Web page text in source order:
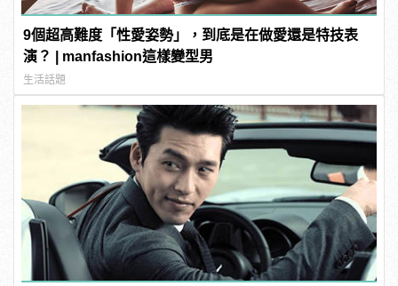
9個超高難度「性愛姿勢」，到底是在做愛還是特技表
演？ | manfashion這樣變型男
生活話題